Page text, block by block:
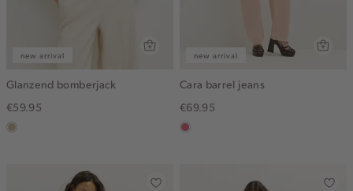
new arrival
Glanzend bomberjack
€59.95
lichtzand
new arrival
Cara barrel jeans
€69.95
rose,